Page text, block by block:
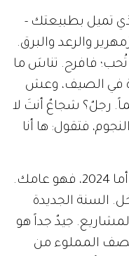
تميل بطبيعتك -
والرعد والبرق.
فافرح. تناسَ ما
في الصيف، وعش
رجلٌ؟ شجاعٌ أنتَ لا
فتقول: ها أنا
في 2023، حققت مشاريع ناجحة. أما 2024، فهو عامك.
السنة الجديدة
جيدٌ جداً هو
المملوء من